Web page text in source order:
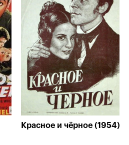
Красное и чёрное (1954)